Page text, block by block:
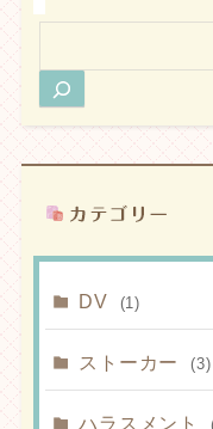
索
DV (1)
ストーカー (3)
ハラスメント